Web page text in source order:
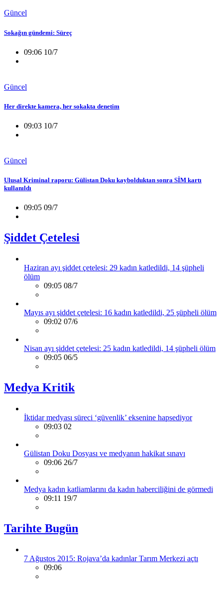
Güncel
Sokağın gündemi: Süreç
09:06 10/7
Güncel
Her direkte kamera, her sokakta denetim
09:03 10/7
Güncel
Ulusal Kriminal raporu: Gülistan Doku kaybolduktan sonra SİM kartı
kullanıldı
09:05 09/7
Şiddet Çetelesi
Haziran ayı şiddet çetelesi: 29 kadın katledildi, 14 şüpheli
ölüm
09:05 08/7
Mayıs ayı şiddet çetelesi: 16 kadın katledildi, 25 şüpheli ölüm
09:02 07/6
Nisan ayı şiddet çetelesi: 25 kadın katledildi, 14 şüpheli ölüm
09:05 06/5
Medya Kritik
İktidar medyası süreci ‘güvenlik’ eksenine hapsediyor
09:03 02
Gülistan Doku Dosyası ve medyanın hakikat sınavı
09:06 26/7
Medya kadın katliamlarını da kadın haberciliğini de görmedi
09:11 19/7
Tarihte Bugün
7 Ağustos 2015: Rojava’da kadınlar Tarım Merkezi açtı
09:06